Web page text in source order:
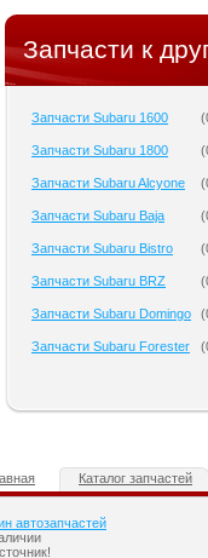
Запчасти к
Запчасти Subaru 1600 (
Запчасти Subaru 1800 (
Запчасти Subaru Alcyone (
Запчасти Subaru Baja (
Запчасти Subaru Bistro (
Запчасти Subaru BRZ (
Запчасти Subaru Domingo (
Запчасти Subaru Forester (
Каталог запчастей
автозапчастей